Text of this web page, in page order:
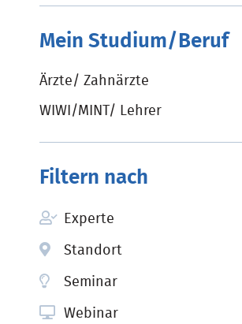
Mein Studium/Beruf
Ärzte/ Zahnärzte
WIWI/MINT/ Lehrer
Filtern nach
Experte
Standort
Seminar
Webinar